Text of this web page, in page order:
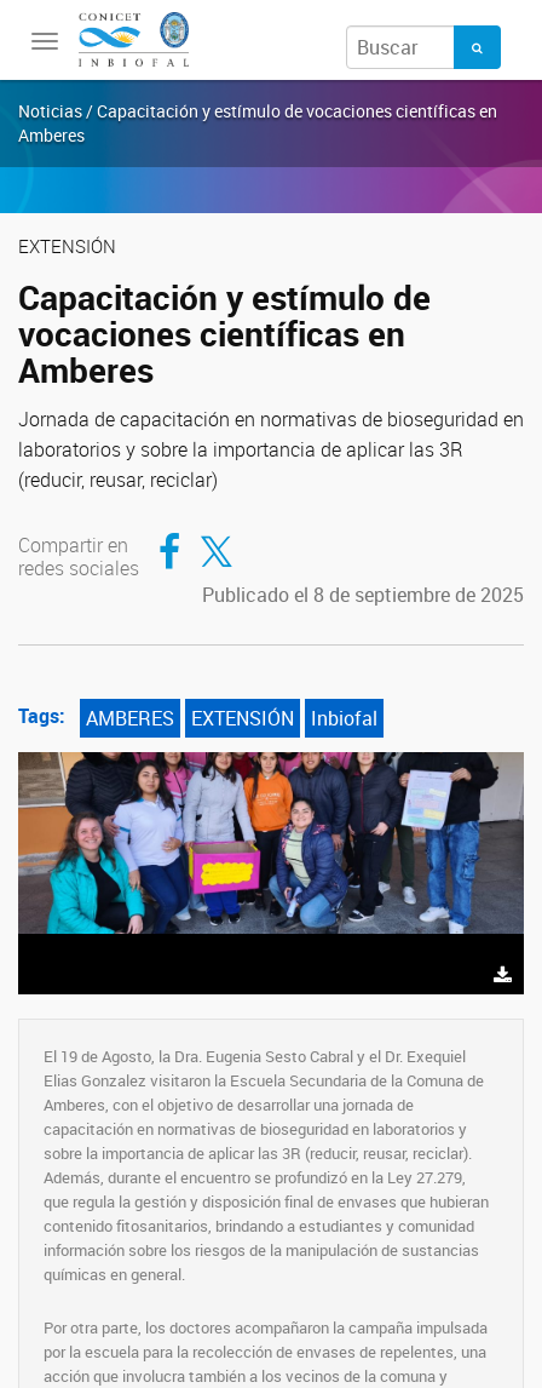
Toggle
navigation
Noticias / Capacitación y estímulo de vocaciones científicas en
Amberes
EXTENSIÓN
Capacitación y estímulo de
vocaciones científicas en
Amberes
Jornada de capacitación en normativas de bioseguridad en
laboratorios y sobre la importancia de aplicar las 3R
(reducir, reusar, reciclar)
Compartir en
redes sociales
Compartir en Facebook
Compartir en Twitter
Publicado el 8 de septiembre de 2025
Tags: AMBERES EXTENSIÓN Inbiofal
El 19 de Agosto, la Dra. Eugenia Sesto Cabral y el Dr. Exequiel
Elias Gonzalez visitaron la Escuela Secundaria de la Comuna de
Amberes, con el objetivo de desarrollar una jornada de
capacitación en normativas de bioseguridad en laboratorios y
sobre la importancia de aplicar las 3R (reducir, reusar, reciclar).
Además, durante el encuentro se profundizó en la Ley 27.279,
que regula la gestión y disposición final de envases que hubieran
contenido fitosanitarios, brindando a estudiantes y comunidad
información sobre los riesgos de la manipulación de sustancias
químicas en general.
Por otra parte, los doctores acompañaron la campaña impulsada
por la escuela para la recolección de envases de repelentes, una
acción que involucra también a los vecinos de la comuna y